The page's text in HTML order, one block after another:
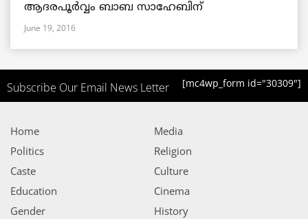
ആദരപൂര്‍വ്വം ബാബ സാഹേബിന്
June 19, 2016
Subscribe Our Email News Letter [mc4wp_form id="30309"]
Home
Politics
Caste
Education
Gender
Media
Religion
Culture
Cinema
History